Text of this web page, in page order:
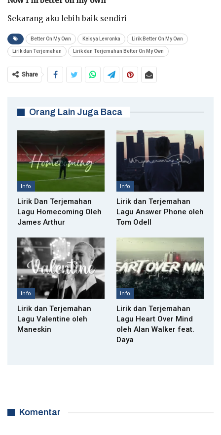
Sekarang aku lebih baik sendiri
Better On My Own Keisya Levronka Lirik Better On My Own
Lirik dan Terjemahan Lirik dan Terjemahan Better On My Own
Share
Orang Lain Juga Baca
Info
Lirik Dan Terjemahan
Lagu Homecoming Oleh
James Arthur
Info
Lirik dan Terjemahan
Lagu Answer Phone oleh
Tom Odell
Info
Lirik dan Terjemahan
Lagu Valentine oleh
Maneskin
Info
Lirik dan Terjemahan
Lagu Heart Over Mind
oleh Alan Walker feat.
Daya
Komentar